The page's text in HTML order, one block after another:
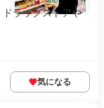
ラッグストアや
気になる